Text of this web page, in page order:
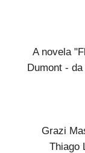
A novela
Dumont -
Grazi
Thiago